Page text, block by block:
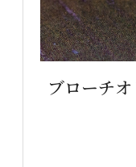
ブローチ